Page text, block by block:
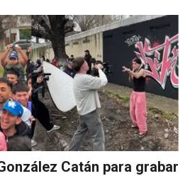
Catán para grabar